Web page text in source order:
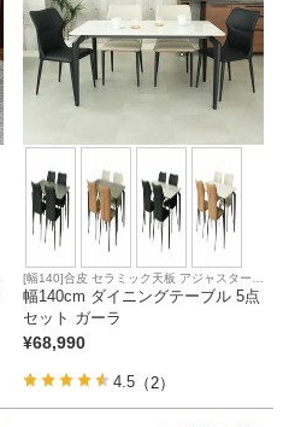
[幅140]合皮 セラミック天板 アジャスター
合皮座面
幅140cm ダイニングテーブル 5点
セット ガーラ
¥68,990
4.5 （2）